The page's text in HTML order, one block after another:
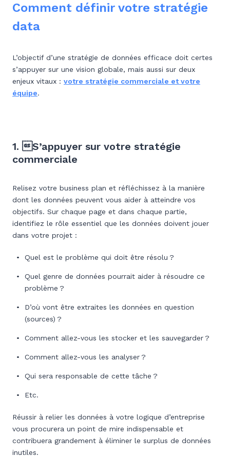
Comment définir votre stratégie
data
L’objectif d’une stratégie de données efficace doit certes
s’appuyer sur une vision globale, mais aussi sur deux
enjeux vitaux : votre stratégie commerciale et votre
équipe.
1. S’appuyer sur votre stratégie
commerciale
Relisez votre business plan et réfléchissez à la manière
dont les données peuvent vous aider à atteindre vos
objectifs. Sur chaque page et dans chaque partie,
identifiez le rôle essentiel que les données doivent jouer
dans votre projet :
Quel est le problème qui doit être résolu ?
Quel genre de données pourrait aider à résoudre ce
problème ?
D’où vont être extraites les données en question
(sources) ?
Comment allez-vous les stocker et les sauvegarder ?
Comment allez-vous les analyser ?
Qui sera responsable de cette tâche ?
Etc.
Réussir à relier les données à votre logique d’entreprise
vous procurera un point de mire indispensable et
contribuera grandement à éliminer le surplus de données
inutiles.